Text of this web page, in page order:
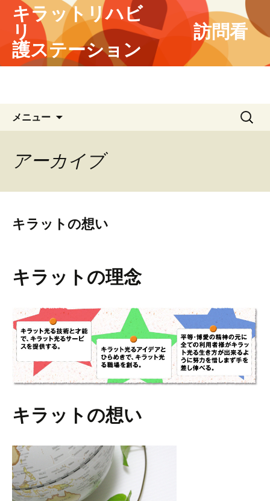
キラットリハビ
リ 訪問看
護ステーション
メニュー
ツ
ッ
検
索:
アーカイブ
キラットの想い
キラットの理念
キラットの想い